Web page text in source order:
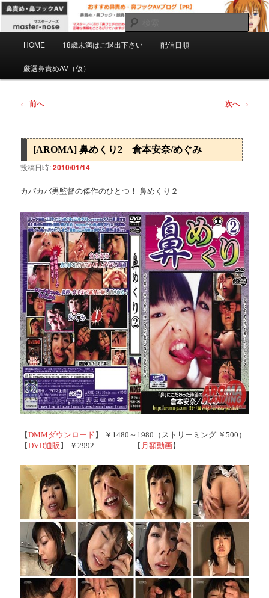
メ
イ
ン
ン
おすすめ鼻責め・鼻フックAVブログ
【PR】
マスターノーズの鼻フェチのための鼻責め・鼻フックAVを紹介するPRブロ
グです。正確な情報をこころがけていますがミスもあると思います。自己責
任で慎重にご購入下さい。
検
索
HOME 18歳未満はご退出下さい 配信日順
厳選鼻責めAV（仮）
投
ビ
ー
ョ
← 前へ 次へ→
[AROMA] 鼻めくり2 倉本安奈/めぐみ
投稿日時:2010/01/14
カバカバ男監督の傑作のひとつ！ 鼻めくり２
【DMMダウンロード 】 ￥1480～1980（ストリーミング ￥500）
【DVD通販 】 ￥2992 【 月額動画】